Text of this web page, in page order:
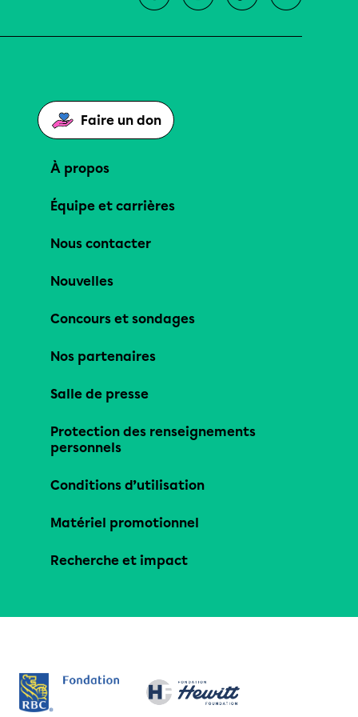
Faire un don
À propos
Équipe et carrières
Nous contacter
Nouvelles
Concours et sondages
Nos partenaires
Salle de presse
Protection des renseignements
personnels
Conditions d’utilisation
Matériel promotionnel
Recherche et impact